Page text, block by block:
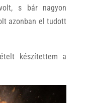
s bár nagyon
azonban el tudott
készítettem a